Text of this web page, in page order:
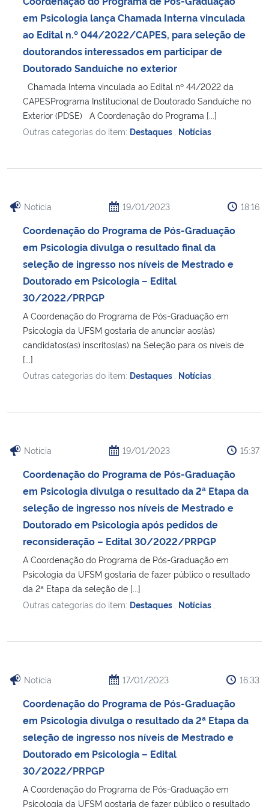
Ministério da Cidadania
Ministério da Saúde
Ministério de Minas e Energia
Ministério da Ciência, Tecnologia, Inovações e Comunicações
Ministério do Meio Ambiente
Ministério do Turismo
Ministério do Desenvolvimento Regional
Controladoria-Geral da União
Ministério da Mulher, da Família e dos Direitos Humanos
Secretaria-Geral
Secretaria de Governo
Gabinete de Segurança Institucional
Planalto
em Psicologia lança Chamada Interna vinculada
ao Edital n.º 044/2022/CAPES, para seleção de
doutorandos interessados em participar de
Doutorado Sanduíche no exterior
Chamada Interna vinculada ao Edital nº 44/2022 da
CAPESPrograma Institucional de Doutorado Sanduíche no
Exterior (PDSE) A Coordenação do Programa [...]
Outras categorias do item: Destaques Notícias
Notícia 19/01/2023 18:16
Coordenação do Programa de Pós-Graduação
em Psicologia divulga o resultado final da
seleção de ingresso nos níveis de Mestrado e
Doutorado em Psicologia – Edital
30/2022/PRPGP
A Coordenação do Programa de Pós-Graduação em
Psicologia da UFSM gostaria de anunciar aos(às)
candidatos(as) inscritos(as) na Seleção para os níveis de
[...]
Outras categorias do item: Destaques Notícias
Notícia 19/01/2023 15:37
Coordenação do Programa de Pós-Graduação
em Psicologia divulga o resultado da 2ª Etapa da
seleção de ingresso nos níveis de Mestrado e
Doutorado em Psicologia após pedidos de
reconsideração – Edital 30/2022/PRPGP
A Coordenação do Programa de Pós-Graduação em
Psicologia da UFSM gostaria de fazer público o resultado
da 2ª Etapa da seleção de [...]
Outras categorias do item: Destaques Notícias
Notícia 17/01/2023 16:33
Coordenação do Programa de Pós-Graduação
em Psicologia divulga o resultado da 2ª Etapa da
seleção de ingresso nos níveis de Mestrado e
Doutorado em Psicologia – Edital
30/2022/PRPGP
A Coordenação do Programa de Pós-Graduação em
Psicologia da UFSM gostaria de fazer público o resultado